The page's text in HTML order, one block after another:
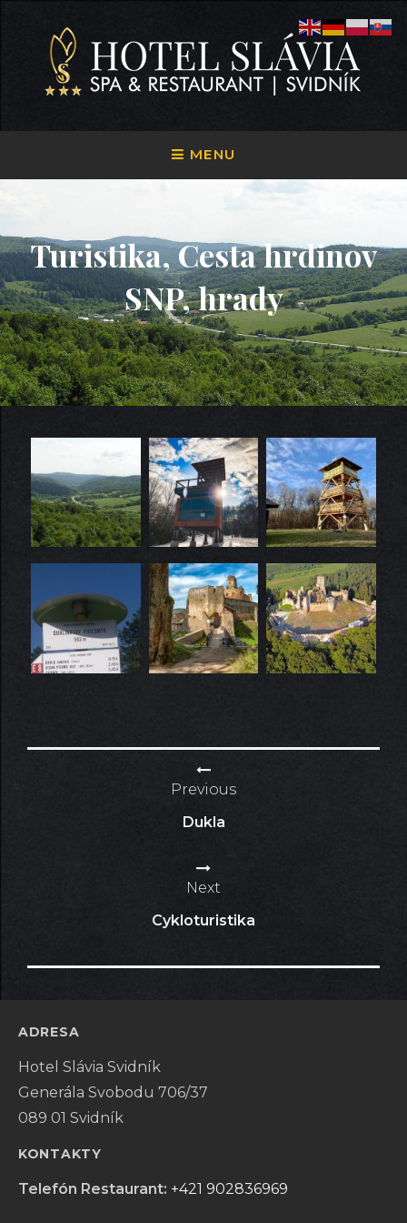
content
MENU
Turistika, Cesta hrdinov
SNP, hrady
POSTED
ON
Previous
Dukla
Next
Cykloturistika
ADRESA
Hotel Slávia Svidník
Generála Svobodu 706/37
089 01 Svidník
KONTAKTY
Telefón Restaurant: +421 902836969